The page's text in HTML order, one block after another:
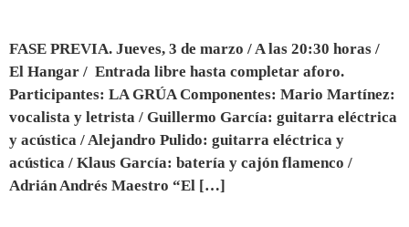
FASE PREVIA. Jueves, 3 de marzo / A las 20:30 horas /
El Hangar / Entrada libre hasta completar aforo.
Participantes: LA GRÚA Componentes: Mario Martínez:
vocalista y letrista / Guillermo García: guitarra eléctrica
y acústica / Alejandro Pulido: guitarra eléctrica y
acústica / Klaus García: batería y cajón flamenco /
Adrián Andrés Maestro “El […]